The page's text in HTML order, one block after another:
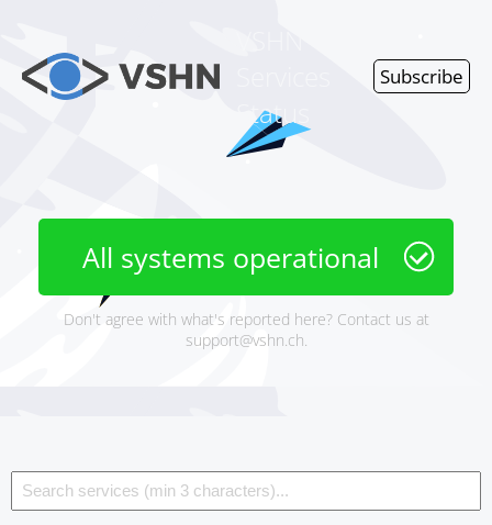
Status
Subscribe
All systems operational
Don't agree with what's reported here? Contact us at
support@vshn.ch.